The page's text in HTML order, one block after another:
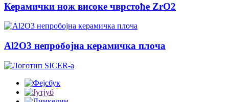
Керамички нож високе чврстоће ZrO2
Al2O3 непробојна керамичка плоча